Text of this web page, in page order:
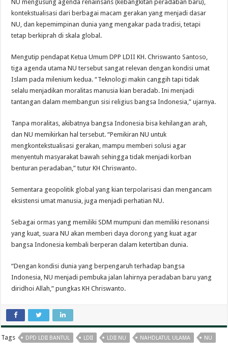
NU mengusung agenda renainsans (kebangkitan peradaban baru),
kontekstualisasi dari berbagai macam gerakan yang menjadi dasar
NU, dan kepemimpinan dunia yang mengakar pada tradisi, tetapi
tetap berkiprah di skala global.
Mengutip pendapat Ketua Umum DPP LDII KH. Chriswanto Santoso,
tiga agenda utama NU tersebut sangat relevan dengan kondisi umat
Islam pada milenium kedua. “Teknologi makin canggih tapi tidak
selalu menjadikan moralitas manusia kian beradab. Ini menjadi
tantangan dalam membangun sisi religius bangsa Indonesia,” ujarnya.
Tanpa moralitas, akibatnya bangsa Indonesia bisa kehilangan arah,
dan NU memikirkan hal tersebut. “Pemikiran NU untuk
mengkontekstualisasi gerakan, mampu memberi solusi agar
menyentuh masyarakat bawah sehingga tidak menjadi korban
benturan peradaban,” tutur KH Chriswanto.
Sementara geopolitik global yang kian terpolarisasi dan mengancam
eksistensi umat manusia, juga menjadi perhatian NU.
Sebagai ormas yang memiliki SDM mumpuni dan memiliki resonansi
yang kuat, suara NU akan memberi daya dorong yang kuat agar
bangsa Indonesia kembali berperan dalam ketertiban dunia.
“Dengan kondisi dunia yang berpengaruh terhadap bangsa
Indonesia, NU menjadi pembuka jalan lahirnya peradaban baru yang
diridhoi Allah,” pungkas KH Chriswanto.
Tags DPD LDII BANTUL LDII LDII NU NAHDLATUL ULAMA NU